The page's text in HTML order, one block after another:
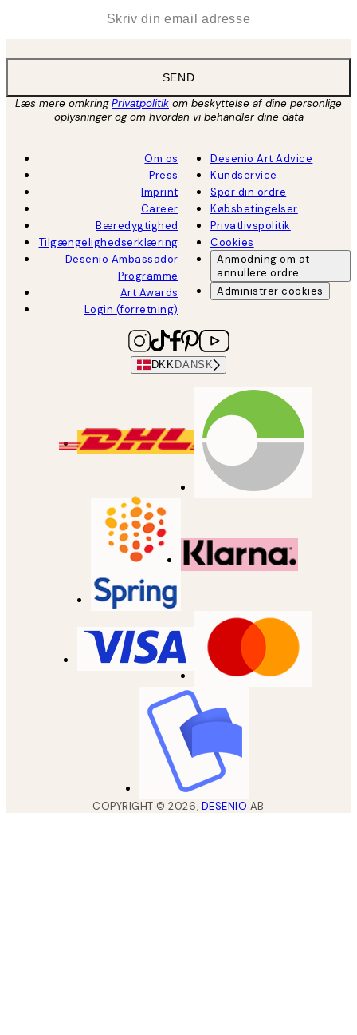
SEND
Læs mere omkringPrivatpolitik om beskyttelse af dine personlige
oplysninger og om hvordan vi behandler dine data
Om os
Press
Imprint
Career
Bæredygtighed
Tilgængelighedserklæring
Desenio Ambassador
Programme
Art Awards
Login (forretning)
Desenio Art Advice
Kundservice
Spor din ordre
Købsbetingelser
Privatlivspolitik
Cookies
Anmodning om at
annullere ordre
Administrer cookies
DKK DANSK
COPYRIGHT ©2026, DESENIO AB